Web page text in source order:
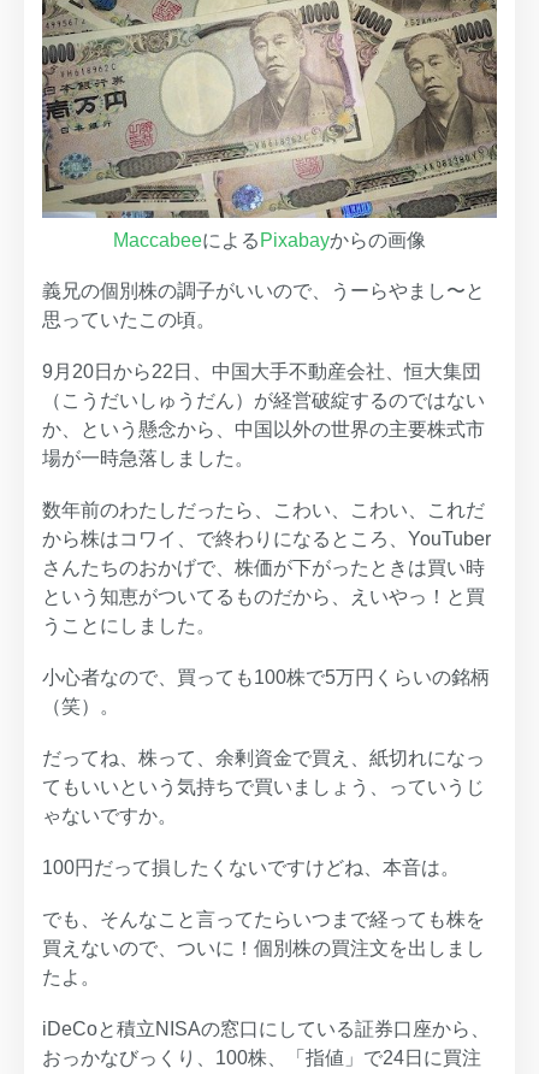
Maccabeeによる Pixabayからの画像
義兄の個別株の調子がいいので、うーらやまし〜と
思っていたこの頃。
9月20日から22日、中国大手不動産会社、恒大集団
（こうだいしゅうだん）が経営破綻するのではない
か、という懸念から、中国以外の世界の主要株式市
場が一時急落しました。
数年前のわたしだったら、こわい、こわい、これだ
から株はコワイ、で終わりになるところ、YouTuber
さんたちのおかげで、株価が下がったときは買い時
という知恵がついてるものだから、えいやっ！と買
うことにしました。
小心者なので、買っても100株で5万円くらいの銘柄
（笑）。
だってね、株って、余剰資金で買え、紙切れになっ
てもいいという気持ちで買いましょう、っていうじ
ゃないですか。
100円だって損したくないですけどね、本音は。
でも、そんなこと言ってたらいつまで経っても株を
買えないので、ついに！個別株の買注文を出しまし
たよ。
iDeCoと積立NISAの窓口にしている証券口座から、
おっかなびっくり、100株、「指値」で24日に買注